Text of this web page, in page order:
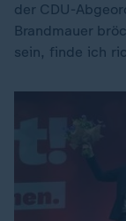
der CDU-
Brandmauer
sein, finde ich